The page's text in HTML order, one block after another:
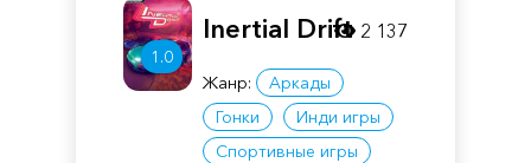
1.0
Inertial Drift
Жанр:
Аркады
Гонки
Инди игры
Спортивные игры
2 137